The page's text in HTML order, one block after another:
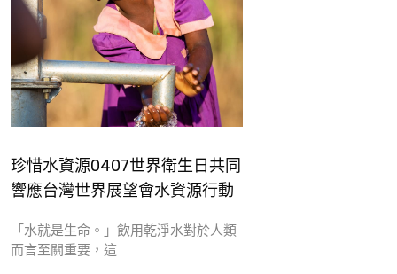
珍惜水資源0407世界衛生日共同
響應台灣世界展望會水資源行動
「水就是生命。」飲用乾淨水對於人類
而言至關重要，這